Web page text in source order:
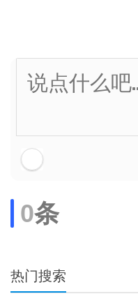
0条
热门搜索